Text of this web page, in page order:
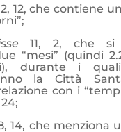
12, che contiene
11, 2, che si
“mesi” (quindi
durante i
la Città
con i
24;
14, che menziona